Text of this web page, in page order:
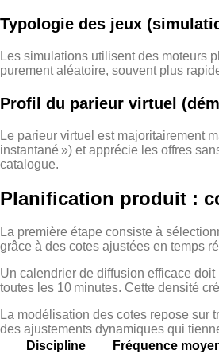
Typologie des jeux
Les simulations utilisent des moteurs
purement aléatoire, souvent plus
Profil du parieur virtuel
Le parieur virtuel est majoritairement
instantané ») et apprécie les offres
catalogue.
Planification produit :
La première étape consiste à
grâce à des cotes ajustées en temps
Un calendrier de diffusion efficace
toutes les 10 minutes. Cette densité
La modélisation des cotes repose sur
des ajustements dynamiques qui
Discipline
Fréquence